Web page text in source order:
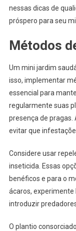
nessas dicas de
próspero para seu
Métodos
Um mini jardim
isso, implementar
essencial para
regularmente suas
presença de
evitar que
Considere usar
inseticida. Essas
benéficos e para o
ácaros,
introduzir
O plantio